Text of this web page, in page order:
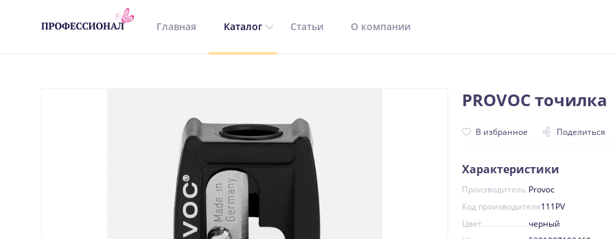
Главная Каталог Статьи О компании
PROVOC точилка
В избранное Поделиться
Характеристики
Производитель Provoc
Код производителя111PV
Цвет
черный